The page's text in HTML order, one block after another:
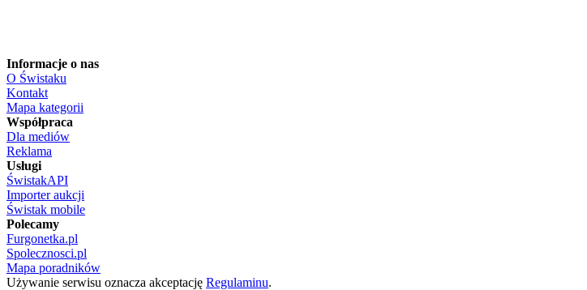
Informacje o nas
O Świstaku
Kontakt
Mapa kategorii
Współpraca
Dla mediów
Reklama
Usługi
ŚwistakAPI
Importer aukcji
Świstak mobile
Polecamy
Furgonetka.pl
Spolecznosci.pl
Mapa poradników
Używanie serwisu oznacza akceptację Regulaminu.